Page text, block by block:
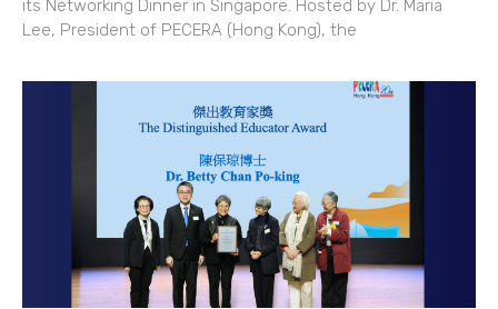
its Networking Dinner in Singapore. Hosted by Dr. Maria
Lee, President of PECERA (Hong Kong), the